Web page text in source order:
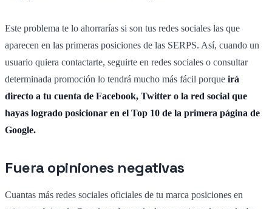
Este problema te lo ahorrarías si son tus redes sociales las que
aparecen en las primeras posiciones de las SERPS. Así, cuando un
usuario quiera contactarte, seguirte en redes sociales o consultar
determinada promoción lo tendrá mucho más fácil porque irá
directo a tu cuenta de Facebook, Twitter o la red social que
hayas logrado posicionar en el Top 10 de la primera página de
Google.
Fuera opiniones negativas
Cuantas más redes sociales oficiales de tu marca posiciones en